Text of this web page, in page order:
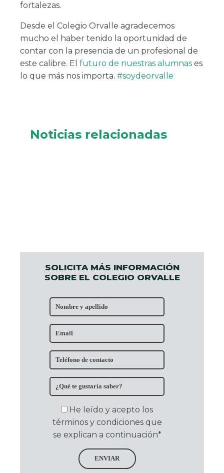
SOLICITA MÁS INFORMACIÓN
SOBRE EL COLEGIO ORVALLE
He leído y acepto los
términos y condiciones que
se explican a continuación*
ENVIAR
fortalezas.
Desde el Colegio Orvalle agradecemos
mucho el haber tenido la oportunidad de
contar con la presencia de un profesional de
este calibre. El futuro de nuestras alumnas es
lo que más nos importa. #soydeorvalle
Noticias relacionadas